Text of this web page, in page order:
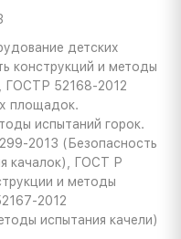
детских
конструкций и методы
ГОСТР 52168-2012
площадок.
испытаний горок.
2013 (Безопасность
качалок), ГОСТ Р
и методы
2012
испытания качели)